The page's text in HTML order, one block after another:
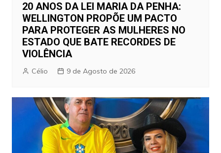
20 ANOS DA LEI MARIA DA PENHA:
WELLINGTON PROPÕE UM PACTO
PARA PROTEGER AS MULHERES NO
ESTADO QUE BATE RECORDES DE
VIOLÊNCIA
Célio 9 de Agosto de 2026